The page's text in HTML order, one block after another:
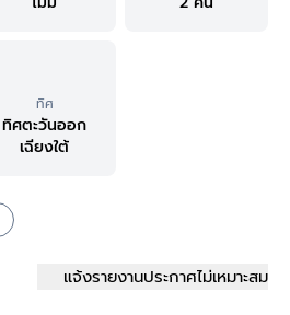
ทิศ
ทิศตะวันออก
เฉียงใต้
แจ้งรายงานประกาศไม่เหมาะสม